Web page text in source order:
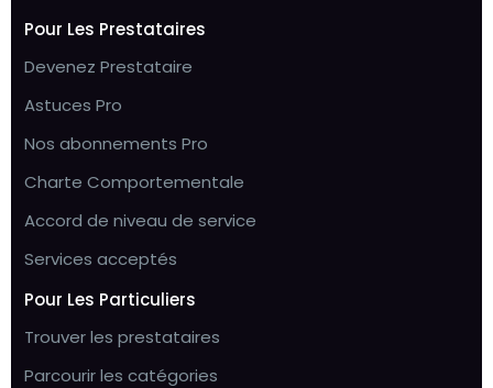
Pour Les Prestataires
Devenez Prestataire
Astuces Pro
Nos abonnements Pro
Charte Comportementale
Accord de niveau de service
Services acceptés
Pour Les Particuliers
Trouver les prestataires
Parcourir les catégories